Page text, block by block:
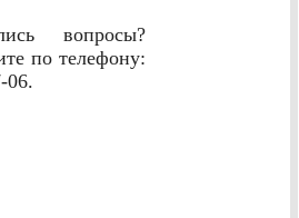
вопросы?
по телефону:
06.